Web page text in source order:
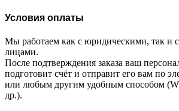
Условия оплаты
Мы работаем как с юридическими, так и
лицами.
После подтверждения заказа ваш
подготовит счёт и отправит его вам по
или любым другим удобным способом
др.).